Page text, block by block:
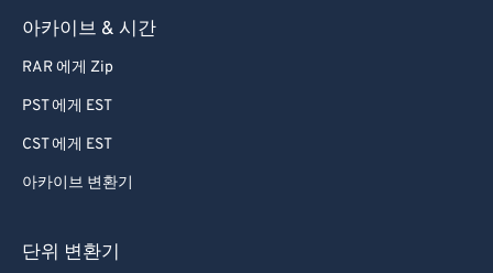
아카이브 & 시간
RAR 에게 Zip
PST 에게 EST
CST 에게 EST
아카이브 변환기
단위 변환기